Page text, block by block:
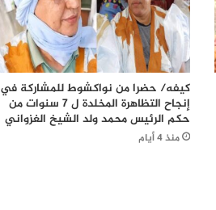
كيفه/ حضرا من نواكشوط للمشاركة في
إنجاح التظاهرة المخلدة ل 7 سنوات من
حكم الرئيس محمد ولد الشيخ الغزواني
منذ 4 أيام